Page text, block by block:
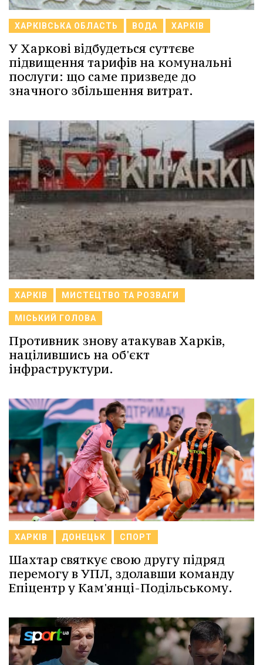
ХАРКІВСЬКА ОБЛАСТЬ ВОДА ХАРКІВ
У Харкові відбудеться суттєве
підвищення тарифів на комунальні
послуги: що саме призведе до
значного збільшення витрат.
ХАРКІВ МИСТЕЦТВО ТА РОЗВАГИ
МІСЬКИЙ ГОЛОВА
Противник знову атакував Харків,
націлившись на об'єкт
інфраструктури.
ХАРКІВ ДОНЕЦЬК СПОРТ
Шахтар святкує свою другу підряд
перемогу в УПЛ, здолавши команду
Епіцентр у Кам'янці-Подільському.